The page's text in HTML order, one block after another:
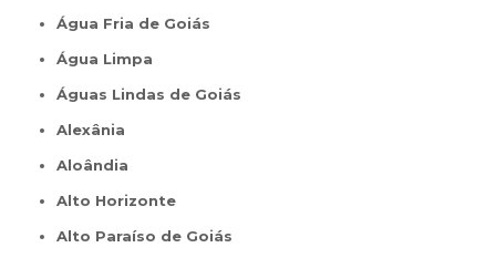
Água Fria de Goiás
Água Limpa
Águas Lindas de Goiás
Alexânia
Aloândia
Alto Horizonte
Alto Paraíso de Goiás